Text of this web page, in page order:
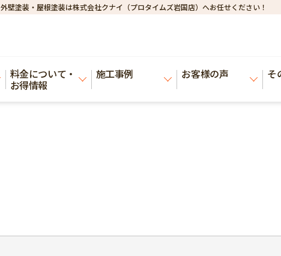
外壁塗装・屋根塗装は株式会社クナイ（プロタイムズ岩国店）へお任せください！
料金について・
お得情報
施工事例 お客様の声 そ